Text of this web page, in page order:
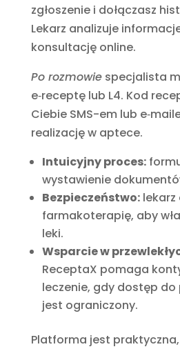
zgłoszenie i dołączasz
Lekarz analizuje
konsultację online.
Po rozmowiespecjalista
e‑receptę lub L4. Kod
Ciebie SMS-em lub
realizację w aptece.
Intuicyjny proces:
wystawienie
Bezpieczeństwo:lekarz
farmakoterapię, aby
leki.
Wsparcie w
ReceptaX pomaga
leczenie, gdy dostęp do
jest ograniczony.
Platforma jest